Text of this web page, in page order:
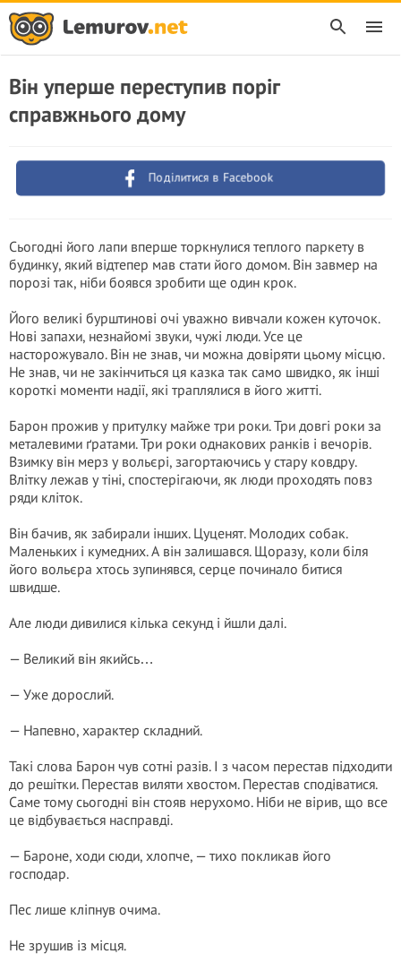
Він уперше переступив поріг
справжнього дому
Поділитися в Facebook
Сьогодні його лапи вперше торкнулися теплого паркету в
будинку, який відтепер мав стати його домом. Він завмер на
порозі так, ніби боявся зробити ще один крок.
Його великі бурштинові очі уважно вивчали кожен куточок.
Нові запахи, незнайомі звуки, чужі люди. Усе це
насторожувало. Він не знав, чи можна довіряти цьому місцю.
Не знав, чи не закінчиться ця казка так само швидко, як інші
короткі моменти надії, які траплялися в його житті.
Барон прожив у притулку майже три роки. Три довгі роки за
металевими ґратами. Три роки однакових ранків і вечорів.
Взимку він мерз у вольєрі, загортаючись у стару ковдру.
Влітку лежав у тіні, спостерігаючи, як люди проходять повз
ряди кліток.
Він бачив, як забирали інших. Цуценят. Молодих собак.
Маленьких і кумедних. А він залишався. Щоразу, коли біля
його вольєра хтось зупинявся, серце починало битися
швидше.
Але люди дивилися кілька секунд і йшли далі.
— Великий він якийсь…
— Уже дорослий.
— Напевно, характер складний.
Такі слова Барон чув сотні разів. І з часом перестав підходити
до решітки. Перестав виляти хвостом. Перестав сподіватися.
Саме тому сьогодні він стояв нерухомо. Ніби не вірив, що все
це відбувається насправді.
— Бароне, ходи сюди, хлопче, — тихо покликав його
господар.
Пес лише кліпнув очима.
Не зрушив із місця.